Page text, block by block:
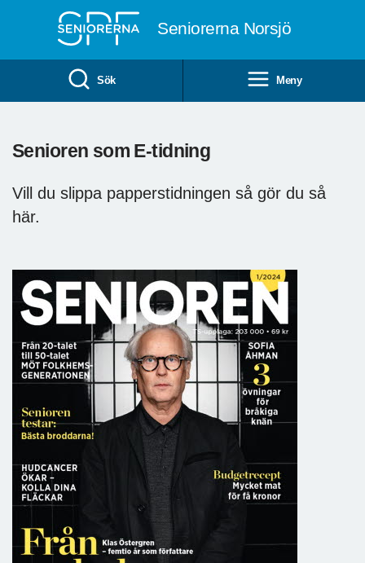
Seniorerna Norsjö
Sök Meny
Senioren som E-tidning
Vill du slippa papperstidningen så gör du så
här.